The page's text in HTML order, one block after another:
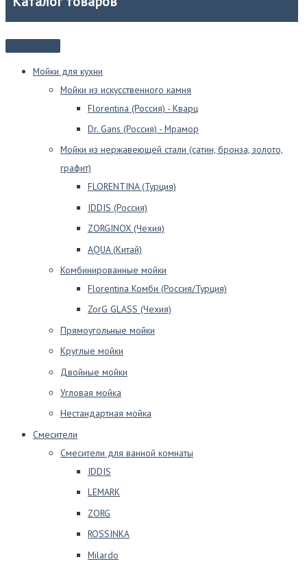
Мойки для кухни
Мойки из искусственного камня
Florentina (Россия) - Кварц
Dr. Gans (Россия) - Мрамор
Мойки из нержавеющей стали (сатин, бронза, золото,
графит)
FLORENTINA (Турция)
IDDIS (Россия)
ZORGINOX (Чехия)
AQUA (Китай)
Комбинированные мойки
Florentina Комби (Россия/Турция)
ZorG GLASS (Чехия)
Прямоугольные мойки
Круглые мойки
Двойные мойки
Угловая мойка
Нестандартная мойка
Смесители
Смесители для ванной комнаты
IDDIS
LEMARK
ZORG
ROSSINKA
Milardo